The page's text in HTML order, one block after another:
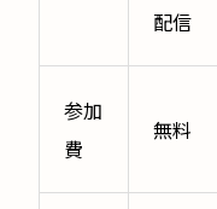
配信
参加
費
無料